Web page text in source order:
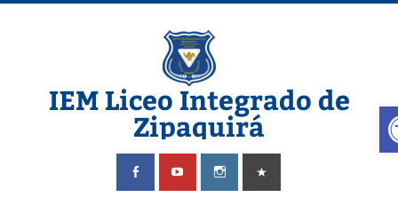
IEM Liceo Integrado de
Zipaquirá
Pagina del Liceo Integrado Zipaquira